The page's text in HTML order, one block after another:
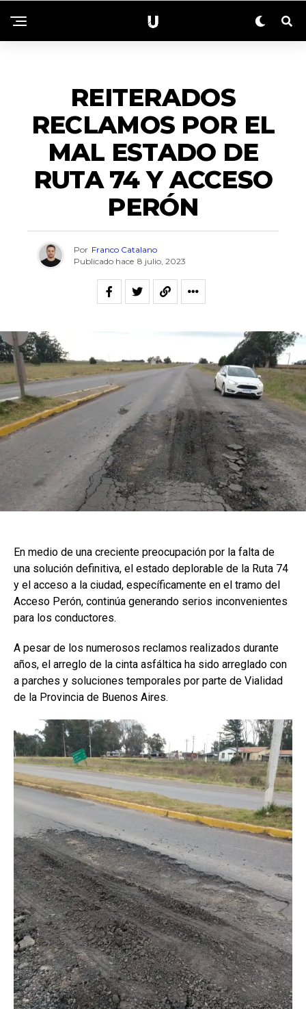
REITERADOS
RECLAMOS POR EL
MAL ESTADO DE
RUTA 74 Y ACCESO
PERÓN
Por Franco Catalano
Publicado hace 8 julio, 2023
En medio de una creciente preocupación por la falta de
una solución definitiva, el estado deplorable de la Ruta 74
y el acceso a la ciudad, específicamente en el tramo del
Acceso Perón, continúa generando serios inconvenientes
para los conductores.
A pesar de los numerosos reclamos realizados durante
años, el arreglo de la cinta asfáltica ha sido arreglado con
a parches y soluciones temporales por parte de Vialidad
de la Provincia de Buenos Aires.